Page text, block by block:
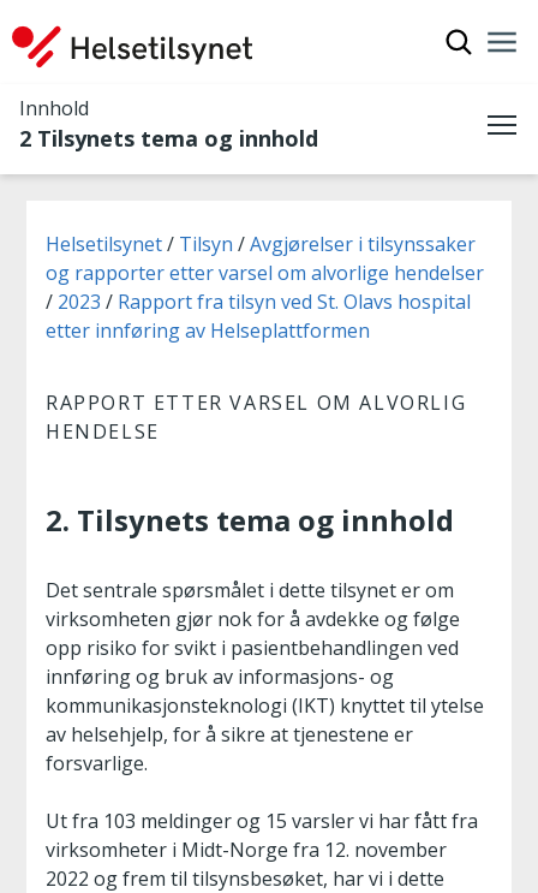
Innhold
2 Tilsynets tema og innhold
Du er her:
Helsetilsynet Tilsyn
Avgjørelser i tilsynssaker
og rapporter etter varsel om alvorlige hendelser
2023
Rapport fra tilsyn ved St. Olavs hospital
etter innføring av Helseplattformen
RAPPORT ETTER VARSEL OM ALVORLIG
HENDELSE
2. Tilsynets tema og innhold
Det sentrale spørsmålet i dette tilsynet er om
virksomheten gjør nok for å avdekke og følge
opp risiko for svikt i pasientbehandlingen ved
innføring og bruk av informasjons- og
kommunikasjonsteknologi (IKT) knyttet til ytelse
av helsehjelp, for å sikre at tjenestene er
forsvarlige.
Ut fra 103 meldinger og 15 varsler vi har fått fra
virksomheter i Midt-Norge fra 12. november
2022 og frem til tilsynsbesøket, har vi i dette